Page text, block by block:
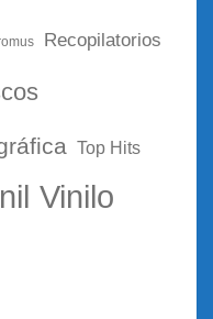
Recopilatorios
Top Hits
Vinilo